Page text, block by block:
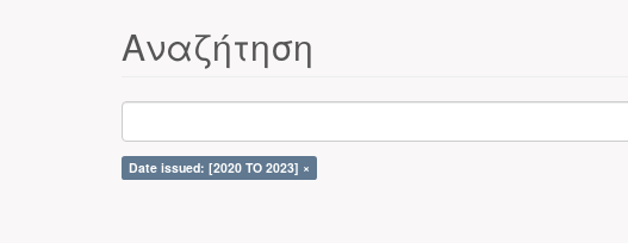
Αναζήτηση
Date issued: [2020 TO 2023] ×